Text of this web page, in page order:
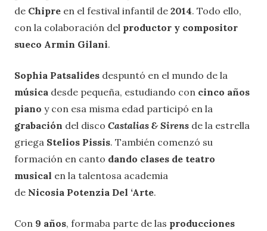
de Chipre en el festival infantil de 2014. Todo ello,
con la colaboración del productor y compositor
sueco Armin Gilani.
Sophia Patsalides despuntó en el mundo de la
música desde pequeña, estudiando con cinco años
piano y con esa misma edad participó en la
grabación del disco Castalias & Sirens de la estrella
griega Stelios Pissis. También comenzó su
formación en canto dando clases de teatro
musical en la talentosa academia
de Nicosia Potenzia Del ‘Arte.
Con 9 años, formaba parte de las producciones